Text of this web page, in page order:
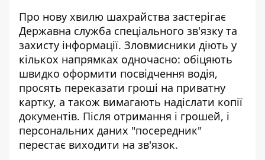
Про нову хвилю шахрайства застерігає
Державна служба спеціального зв'язку та
захисту інформації. Зловмисники діють у
кількох напрямках одночасно: обіцяють
швидко оформити посвідчення водія,
просять переказати гроші на приватну
картку, а також вимагають надіслати копії
документів. Після отримання і грошей, і
персональних даних "посередник"
перестає виходити на зв'язок.